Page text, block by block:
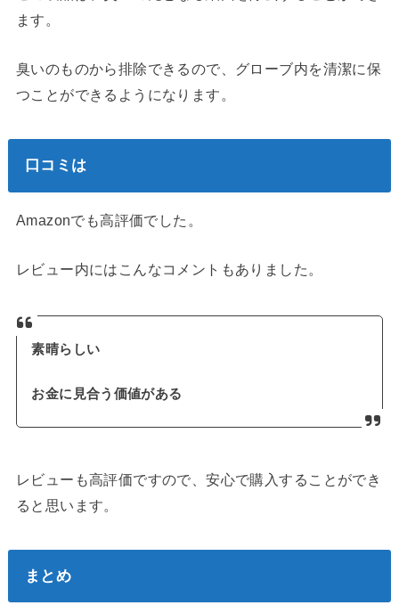
ます。
臭いのものから排除できるので、グローブ内を清潔に保
つことができるようになります。
口コミは
Amazonでも高評価でした。
レビュー内にはこんなコメントもありました。
素晴らしい
お金に見合う価値がある
レビューも高評価ですので、安心で購入することができ
ると思います。
まとめ